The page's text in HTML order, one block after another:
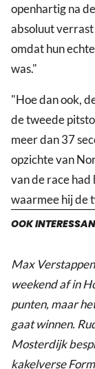
openhartig na
absoluut verrast
omdat hun
was."
"Hoe dan ook,
de tweede
meer dan 37
opzichte van
van de race
waarmee hij de
OOK
Max
weekend af in
punten, maar
gaat winnen.
Mosterdijk
kakelverse